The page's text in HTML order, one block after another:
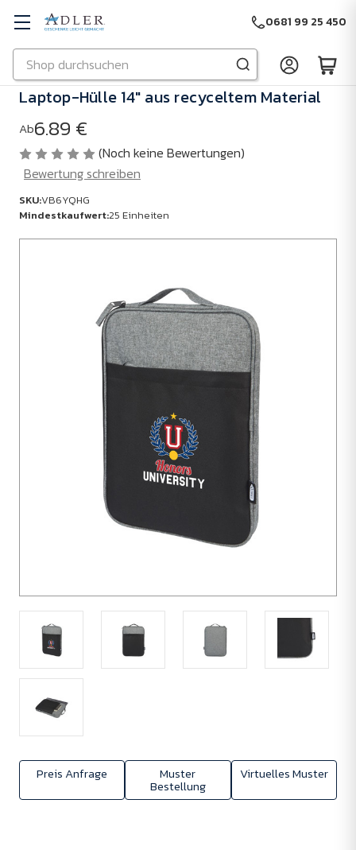
Zu Hauptinhalt springen
Suchen
0681 99 25 450
Preis Anfrage Muster
Bestellung
Virtuelles Muster
Laptop-Hülle 14" aus recyceltem Material
Ab6.89 €
(Noch keine Bewertungen)
Bewertung schreiben
SKU:VB6YQHG
Mindestkaufwert:25 Einheiten
Mindestkaufwert: